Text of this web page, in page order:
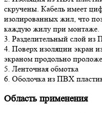
скручены. Кабель имеет
изолированных жил, что
каждую жилу при монтаже.
3. Разделительный слой из
4. Поверх изоляции экран
экраном продольно
5. Ленточная обмотка
6. Оболочка из ПВХ
Область применения